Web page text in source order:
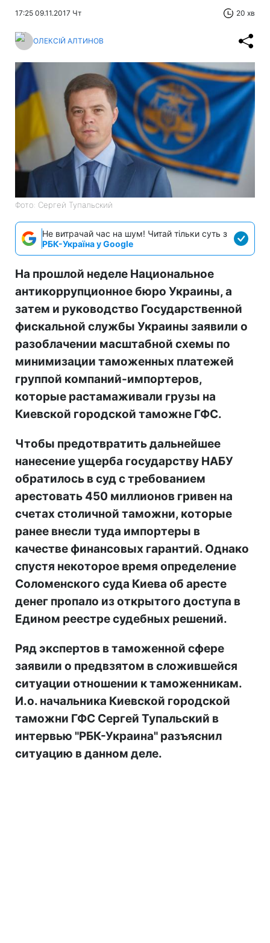
17:25 09.11.2017 Чт 20 хв
ОЛЕКСІЙ АЛТИНОВ
Фото: Сергей Тупальский
Не витрачай час на шум! Читай тільки суть з
РБК-Україна у Google
На прошлой неделе Национальное
антикоррупционное бюро Украины, а
затем и руководство Государственной
фискальной службы Украины заявили о
разоблачении масштабной схемы по
минимизации таможенных платежей
группой компаний-импортеров,
которые растамаживали грузы на
Киевской городской таможне ГФС.
Чтобы предотвратить дальнейшее
нанесение ущерба государству НАБУ
обратилось в суд с требованием
арестовать 450 миллионов гривен на
счетах столичной таможни, которые
ранее внесли туда импортеры в
качестве финансовых гарантий. Однако
спустя некоторое время определение
Соломенского суда Киева об аресте
денег пропало из открытого доступа в
Едином реестре судебных решений.
Ряд экспертов в таможенной сфере
заявили о предвзятом в сложившейся
ситуации отношении к таможенникам.
И.о. начальника Киевской городской
таможни ГФС Сергей Тупальский в
интервью "РБК-Украина" разъяснил
ситуацию в данном деле.